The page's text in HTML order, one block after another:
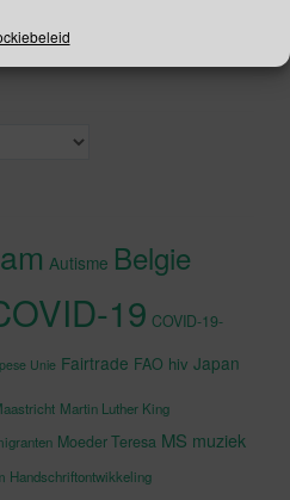
cookies te
deze inhoud in te
Autisme Belgie
19 COVID-19-
Unie Fairtrade FAO hiv Japan
Martin Luther King
Moeder Teresa MS muziek
Handschriftontwikkeling